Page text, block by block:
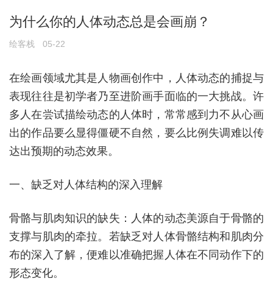
为什么你的人体动态总是会画崩？
绘客栈 05-22
在绘画领域尤其是人物画创作中，人体动态的捕捉与
表现往往是初学者乃至进阶画手面临的一大挑战。许
多人在尝试描绘动态的人体时，常常感到力不从心画
出的作品要么显得僵硬不自然，要么比例失调难以传
达出预期的动态效果。
一、缺乏对人体结构的深入理解
骨骼与肌肉知识的缺失：人体的动态美源自于骨骼的
支撑与肌肉的牵拉。若缺乏对人体骨骼结构和肌肉分
布的深入了解，便难以准确把握人体在不同动作下的
形态变化。